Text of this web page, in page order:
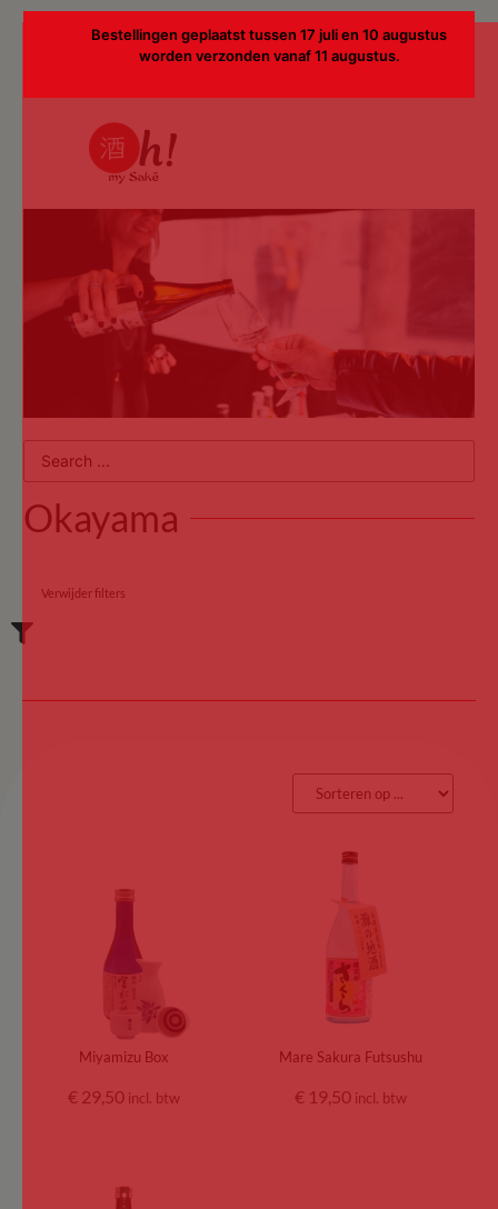
Bestellingen geplaatst tussen 17 juli en 10 augustus
worden verzonden vanaf 11 augustus.
Okayama
Verwijder filters
Miyamizu Box
€ 29,50 incl. btw
Mare Sakura Futsushu
€ 19,50 incl. btw